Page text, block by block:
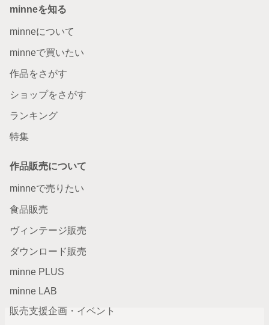
minneを知る
minneについて
minneで買いたい
作品をさがす
ショップをさがす
ランキング
特集
作品販売について
minneで売りたい
食品販売
ヴィンテージ販売
ダウンロード販売
minne PLUS
minne LAB
販売支援企画・イベント